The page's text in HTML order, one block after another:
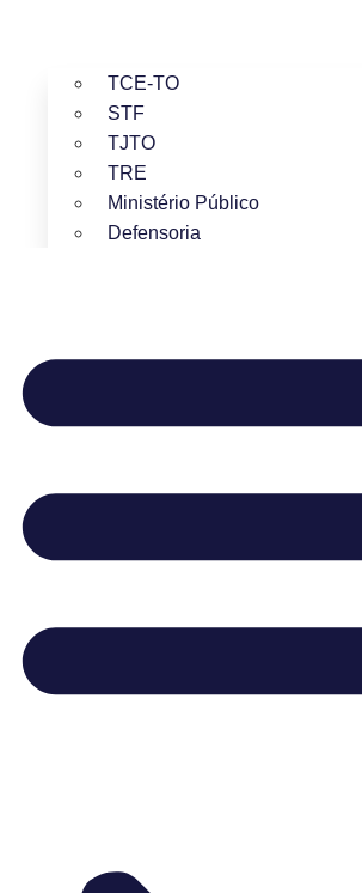
TCE-TO
STF
TJTO
TRE
Ministério Público
Defensoria